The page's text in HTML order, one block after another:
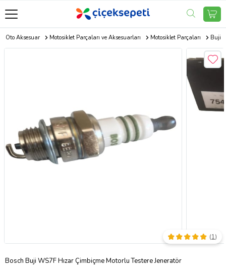
Oto Aksesuar Motosiklet Parçaları ve Aksesuarları Motosiklet Parçaları Buji
Bosch Buji WS7F Hızar Çimbiçme Motorlu Testere Jeneratör
(1)